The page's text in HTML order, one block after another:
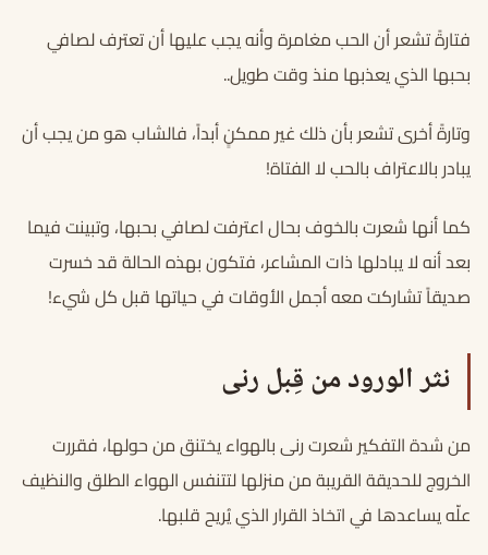
فتارةً تشعر أن الحب مغامرة وأنه يجب عليها أن تعترف لصافي
بحبها الذي يعذبها منذ وقت طويل..
وتارةً أخرى تشعر بأن ذلك غير ممكنٍ أبداً، فالشاب هو من يجب أن
يبادر بالاعتراف بالحب لا الفتاة!
كما أنها شعرت بالخوف بحال اعترفت لصافي بحبها، وتبينت فيما
بعد أنه لا يبادلها ذات المشاعر، فتكون بهذه الحالة قد خسرت
صديقاً تشاركت معه أجمل الأوقات في حياتها قبل كل شيء!
نثر الورود من قِبل رنى
من شدة التفكير شعرت رنى بالهواء يختنق من حولها، فقررت
الخروج للحديقة القريبة من منزلها لتتنفس الهواء الطلق والنظيف
علّه يساعدها في اتخاذ القرار الذي يُريح قلبها.